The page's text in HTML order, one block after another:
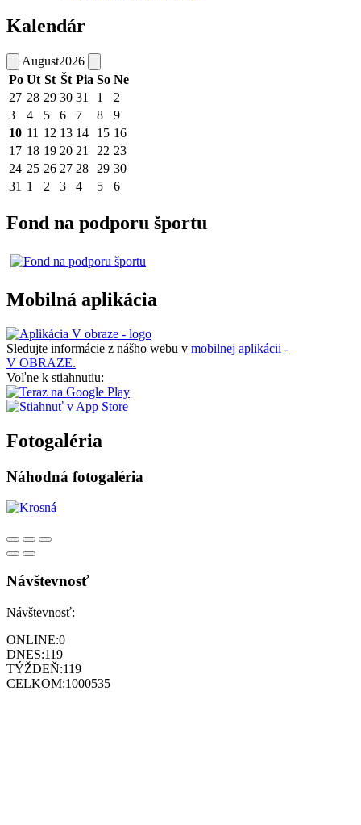
Kalendár
August2026
Po Ut St Št Pia So Ne
27 28 29 30 31 1
2
3
4 5 6 7 8
9
10 11 12 13 14 15 16
17 18 19 20 21 22 23
24 25 26 27 28 29 30
31 1 2 3 4 5 6
Fond na podporu športu
Mobilná aplikácia
Sledujte informácie z nášho webu v mobilnej aplikácii -
V OBRAZE.
Voľne k stiahnutiu:
Fotogaléria
Náhodná fotogaléria
Návštevnosť
Návštevnosť:
ONLINE:0
DNES:119
TÝŽDEŇ:119
CELKOM:1000535